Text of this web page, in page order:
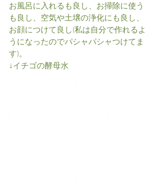
お風呂に入れるも良し、お掃除に使う
も良し、空気や土壌の浄化にも良し、
お顔につけて良し(私は自分で作れるよ
うになったのでパシャパシャつけてま
す)。
↓イチゴの酵母水